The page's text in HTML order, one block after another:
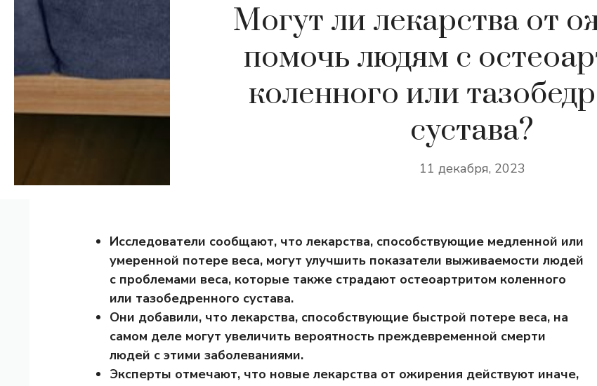
Могут ли лекарства от
помочь людям с
коленного или
сустава?
11 декабря, 2023
Исследователи сообщают, что лекарства, способствующие медленной или
умеренной потере веса, могут улучшить показатели выживаемости людей
с проблемами веса, которые также страдают остеоартритом коленного
или тазобедренного сустава.
Они добавили, что лекарства, способствующие быстрой потере веса, на
самом деле могут увеличить вероятность преждевременной смерти
людей с этими заболеваниями.
Эксперты отмечают, что новые лекарства от ожирения действуют иначе,